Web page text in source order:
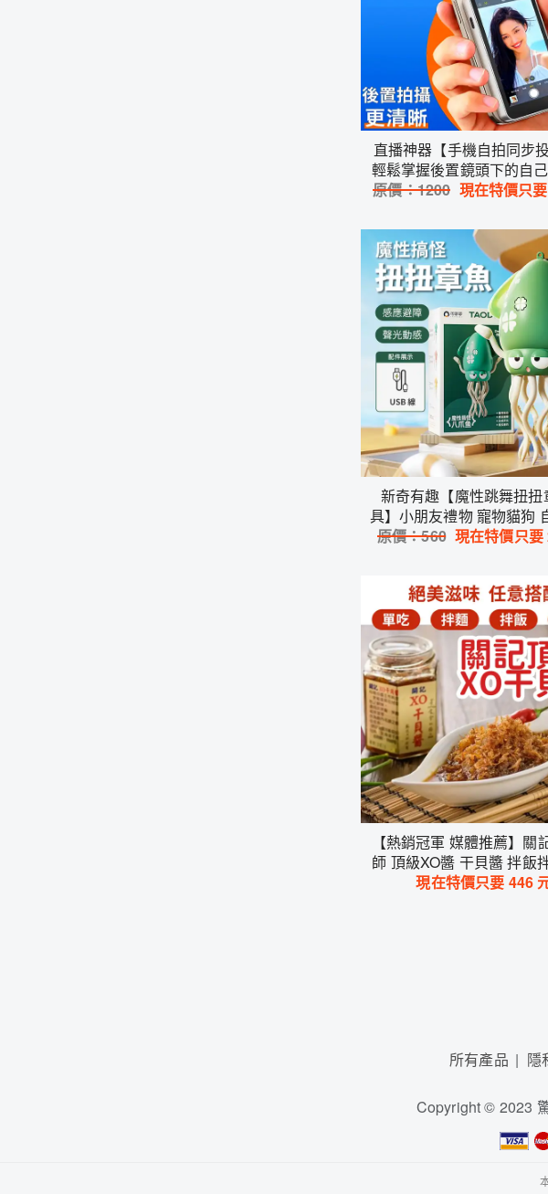
直播神器【手機自拍同步投
輕鬆掌握後置鏡頭下的自
種機型 迷你螢幕投影 自
原價：1200 現在特價只要
新奇有趣【魔性跳舞扭扭
具】小朋友禮物 寵物貓狗
搞笑搞怪 遊戲 兒童 魷魚
原價：560 現在特價只要
【熱銷冠軍 媒體推薦】關
師 頂級XO醬 干貝醬 拌飯
料理神器 下飯必備 調味
現在特價只要 446
所有產品 隱
Copyright © 2023